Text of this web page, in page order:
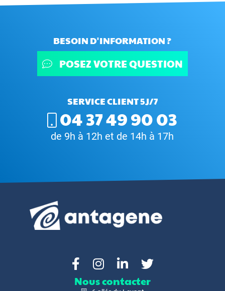
BESOIN D'INFORMATION ?
POSEZ VOTRE QUESTION
SERVICE CLIENT 5J/7
04 37 49 90 03
de 9h à 12h et de 14h à 17h
Nous contacter